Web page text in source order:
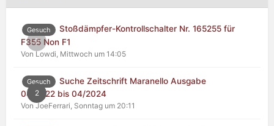
0
Gesuch
Stoßdämpfer-Kontrollschalter Nr. 165255 für
F355 Non F1
Von Lowdi, Mittwoch um 14:05
2
Gesuch
Suche Zeitschrift Maranello Ausgabe
04/2022 bis 04/2024
Von JoeFerrari, Sonntag um 20:11